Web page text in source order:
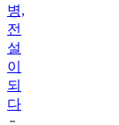
병,
전
설
이
되
다